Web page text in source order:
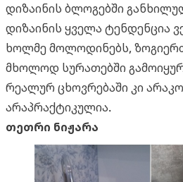
დიზაინის ბლოგებში
დიზაინის ყველა ტენდენცია
ხოლმე მოლოდინებს,
მხოლოდ სურათებში
რეალურ ცხოვრებაში კი
არაპრაქტიკულია.
თეთრი ნიჟარა